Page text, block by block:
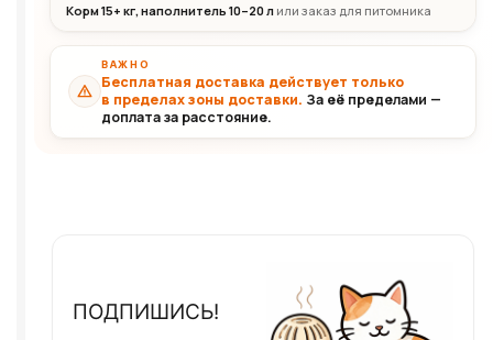
Корм 15+ кг, наполнитель 10–20 л или заказ для питомника
ВАЖНО
Бесплатная доставка действует только
в пределах зоны доставки. За её пределами —
доплата за расстояние.
ПОДПИШИСЬ!